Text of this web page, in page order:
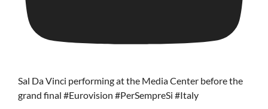
Sal Da Vinci performing at the Media Center before the
grand final #Eurovision #PerSempreSi #Italy